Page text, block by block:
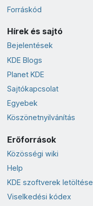
Forráskód
Hírek és sajtó
Bejelentések
KDE Blogs
Planet KDE
Sajtókapcsolat
Egyebek
Köszönetnyilvánítás
Erőforrások
Közösségi wiki
Help
KDE szoftverek letöltése
Viselkedési kódex